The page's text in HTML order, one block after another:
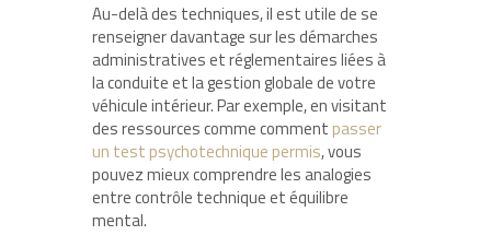
Au-delà des techniques, il est utile de se
renseigner davantage sur les démarches
administratives et réglementaires liées à
la conduite et la gestion globale de votre
véhicule intérieur. Par exemple, en visitant
des ressources comme comment passer
un test psychotechnique permis, vous
pouvez mieux comprendre les analogies
entre contrôle technique et équilibre
mental.